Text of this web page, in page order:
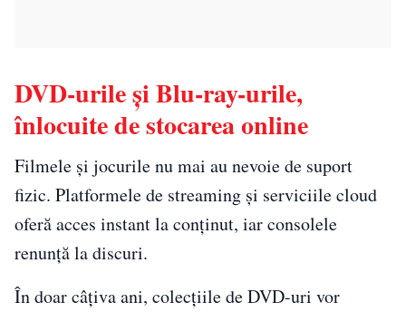
DVD-urile și Blu-ray-urile,
înlocuite de stocarea online
Filmele și jocurile nu mai au nevoie de suport
fizic. Platformele de streaming și serviciile cloud
oferă acces instant la conținut, iar consolele
renunță la discuri.
În doar câțiva ani, colecțiile de DVD-uri vor